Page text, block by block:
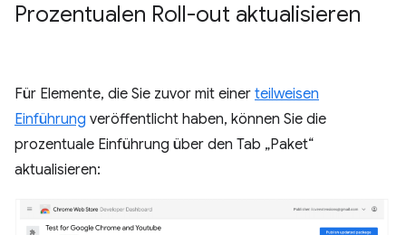
Prozentualen Roll-out aktualisieren
Für Elemente, die Sie zuvor mit einer teilweisen
Einführung veröffentlicht haben, können Sie die
prozentuale Einführung über den Tab „Paket“
aktualisieren: